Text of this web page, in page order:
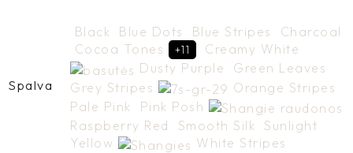
Spalva
Black Blue Dots Blue Stripes
Charcoal
Cocoa Tones
+11
Creamy White
Dusty Purple
Green Leaves
Grey Stripes
Orange Stripes
Pale Pink
Pink Posh
Raspberry Red
Smooth Silk
Sunlight
Yellow
White Stripes